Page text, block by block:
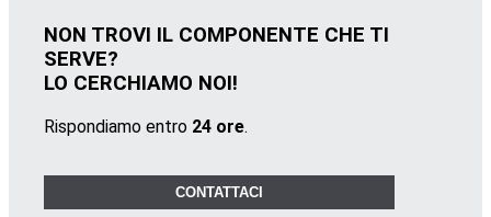
NON TROVI IL COMPONENTE CHE TI
SERVE?
LO CERCHIAMO NOI!
Rispondiamo entro 24 ore.
CONTATTACI